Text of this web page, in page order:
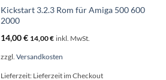
Kickstart 3.2.3 Rom für Amiga 500 600
2000
14,00€ 14,00€ inkl. MwSt.
zzgl. Versandkosten
Lieferzeit: Lieferzeit im Checkout